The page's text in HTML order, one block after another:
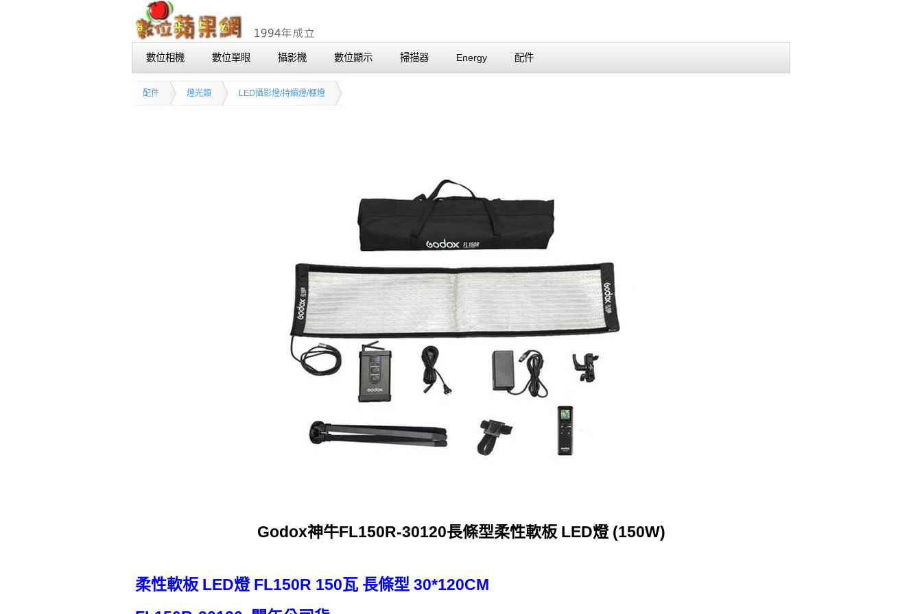
數位相機 數位單眼 攝影機 數位顯示 掃描器 Energy 配件
配件 燈光類 LED攝影燈/持續燈/棚燈
Godox神牛FL150R-30120長條型柔性軟板 LED燈 (150W)
柔性軟板 LED燈 FL150R 150瓦 長條型 30*120CM